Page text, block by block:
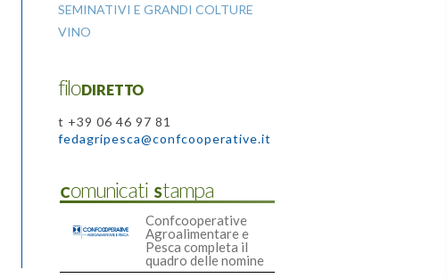
SEMINATIVI E GRANDI COLTURE
VINO
filoDIRETTO
t +39 06 46 97 81
fedagripesca@confcooperative.it
Comunicati Stampa
Confcooperative
Agroalimentare e
Pesca completa il
quadro delle nomine